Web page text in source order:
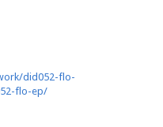
did052-flo-
flo-ep/